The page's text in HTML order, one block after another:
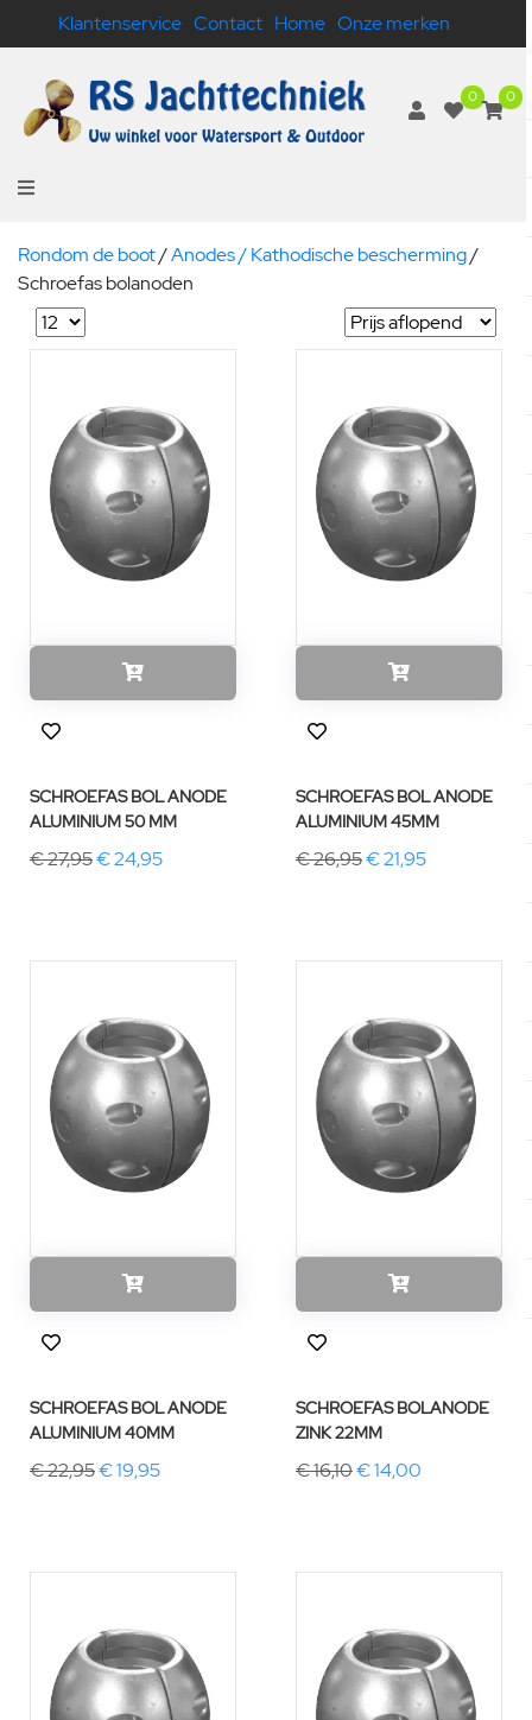
Klantenservice Contact Home Onze merken
0 0
Rondom de boot/Anodes / Kathodische bescherming/
Schroefas bolanoden
SCHROEFAS BOL ANODE
ALUMINIUM 50 MM
€ 27,95€ 24,95
SCHROEFAS BOL ANODE
ALUMINIUM 45MM
€ 26,95€ 21,95
SCHROEFAS BOL ANODE
ALUMINIUM 40MM
€ 22,95€ 19,95
SCHROEFAS BOLANODE
ZINK 22MM
€ 16,10€ 14,00